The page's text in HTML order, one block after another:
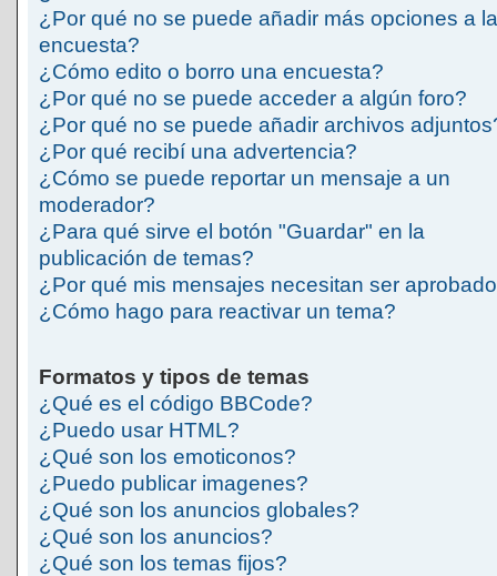
¿Por qué no se puede añadir más opciones a la
encuesta?
¿Cómo edito o borro una encuesta?
¿Por qué no se puede acceder a algún foro?
¿Por qué no se puede añadir archivos
¿Por qué recibí una advertencia?
¿Cómo se puede reportar un mensaje a un
moderador?
¿Para qué sirve el botón "Guardar" en la
publicación de temas?
¿Por qué mis mensajes necesitan ser
¿Cómo hago para reactivar un tema?
Formatos y tipos de temas
¿Qué es el código BBCode?
¿Puedo usar HTML?
¿Qué son los emoticonos?
¿Puedo publicar imagenes?
¿Qué son los anuncios globales?
¿Qué son los anuncios?
¿Qué son los temas fijos?